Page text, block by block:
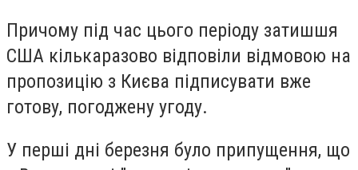
Причому під час цього періоду затишшя
США кількаразово відповіли відмовою на
пропозицію з Києва підписувати вже
готову, погоджену угоду.
У перші дні березня було припущення, що